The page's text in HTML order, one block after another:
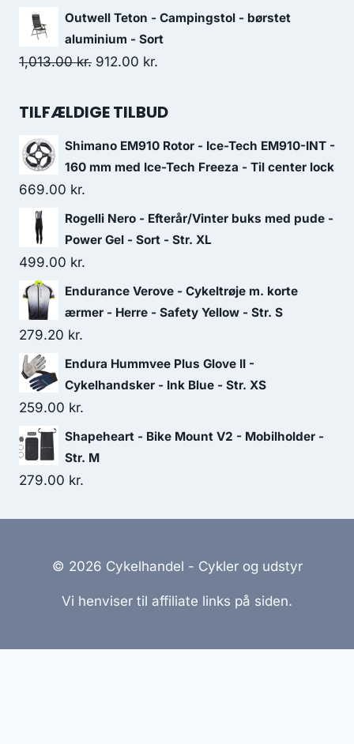
price
was:
599.00 kr..
price
is:
359.00 kr..
Outwell Teton - Campingstol - børstet
aluminium - Sort
1,013.00kr. Original
was:
912.00 kr.
is:
TILFÆLDIGE TILBUD
Shimano EM910 Rotor - Ice-Tech EM910-INT -
160 mm med Ice-Tech Freeza - Til center lock
669.00 kr.
Rogelli Nero - Efterår/Vinter buks med pude -
Power Gel - Sort - Str. XL
499.00 kr.
Endurance Verove - Cykeltrøje m. korte
ærmer - Herre - Safety Yellow - Str. S
279.20 kr.
Endura Hummvee Plus Glove II -
Cykelhandsker - Ink Blue - Str. XS
259.00 kr.
Shapeheart - Bike Mount V2 - Mobilholder -
Str. M
279.00 kr.
© 2026 Cykelhandel - Cykler og udstyr
Vi henviser til affiliate links på siden.